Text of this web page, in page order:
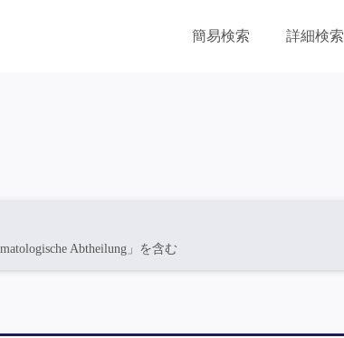
簡易検索 詳細検索
Abtheilung」を含む